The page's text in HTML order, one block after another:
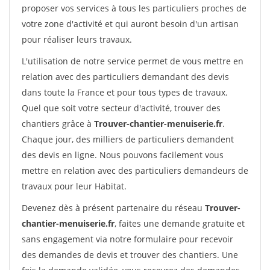
proposer vos services à tous les particuliers proches de
votre zone d'activité et qui auront besoin d'un artisan
pour réaliser leurs travaux.
L'utilisation de notre service permet de vous mettre en
relation avec des particuliers demandant des devis
dans toute la France et pour tous types de travaux.
Quel que soit votre secteur d'activité, trouver des
chantiers grâce à Trouver-chantier-menuiserie.fr.
Chaque jour, des milliers de particuliers demandent
des devis en ligne. Nous pouvons facilement vous
mettre en relation avec des particuliers demandeurs de
travaux pour leur Habitat.
Devenez dès à présent partenaire du réseau Trouver-
chantier-menuiserie.fr, faites une demande gratuite et
sans engagement via notre formulaire pour recevoir
des demandes de devis et trouver des chantiers. Une